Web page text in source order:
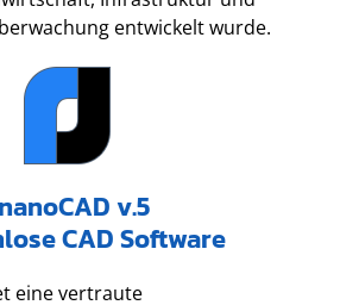
entwickelt wurde.
nanoCAD v.5
CAD Software
eine vertraute